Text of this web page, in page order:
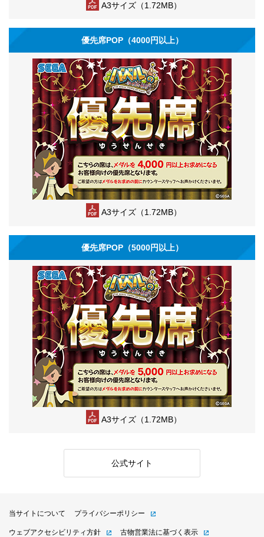
A3サイズ（1.72MB）
優先席POP（4000円以上）
A3サイズ（1.72MB）
優先席POP（5000円以上）
A3サイズ（1.72MB）
公式サイト
当サイトについて プライバシーポリシー
ウェブアクセシビリティ方針 古物営業法に基づく表示